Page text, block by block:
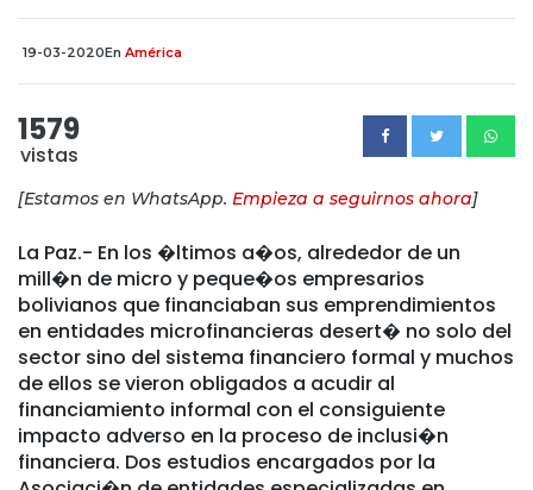
19-03-2020En América
1579
vistas
[Estamos en WhatsApp. Empieza a seguirnos ahora]
La Paz.- En los �ltimos a�os, alrededor de un
mill�n de micro y peque�os empresarios
bolivianos que financiaban sus emprendimientos
en entidades microfinancieras desert� no solo del
sector sino del sistema financiero formal y muchos
de ellos se vieron obligados a acudir al
financiamiento informal con el consiguiente
impacto adverso en la proceso de inclusi�n
financiera. Dos estudios encargados por la